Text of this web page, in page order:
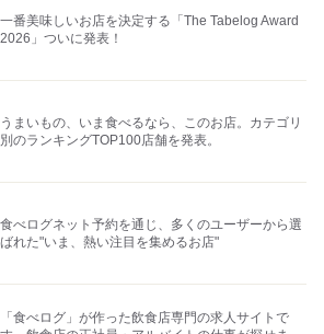
一番美味しいお店を決定する「The Tabelog Award
2026」ついに発表！
うまいもの、いま食べるなら、このお店。カテゴリ
別のランキングTOP100店舗を発表。
食べログネット予約を通じ、多くのユーザーから選
ばれた"いま、熱い注目を集めるお店"
「食べログ」が作った飲食店専門の求人サイトで